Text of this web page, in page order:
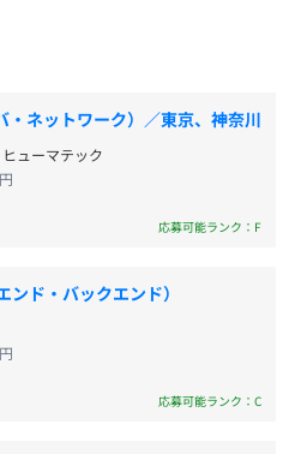
Python
徒歩1分
・ネットワーク）／東京、神奈川
ューマテック
応募可能ランク：F
ド・バックエンド）
応募可能ランク：C